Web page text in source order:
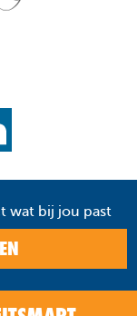
wat bij jou past